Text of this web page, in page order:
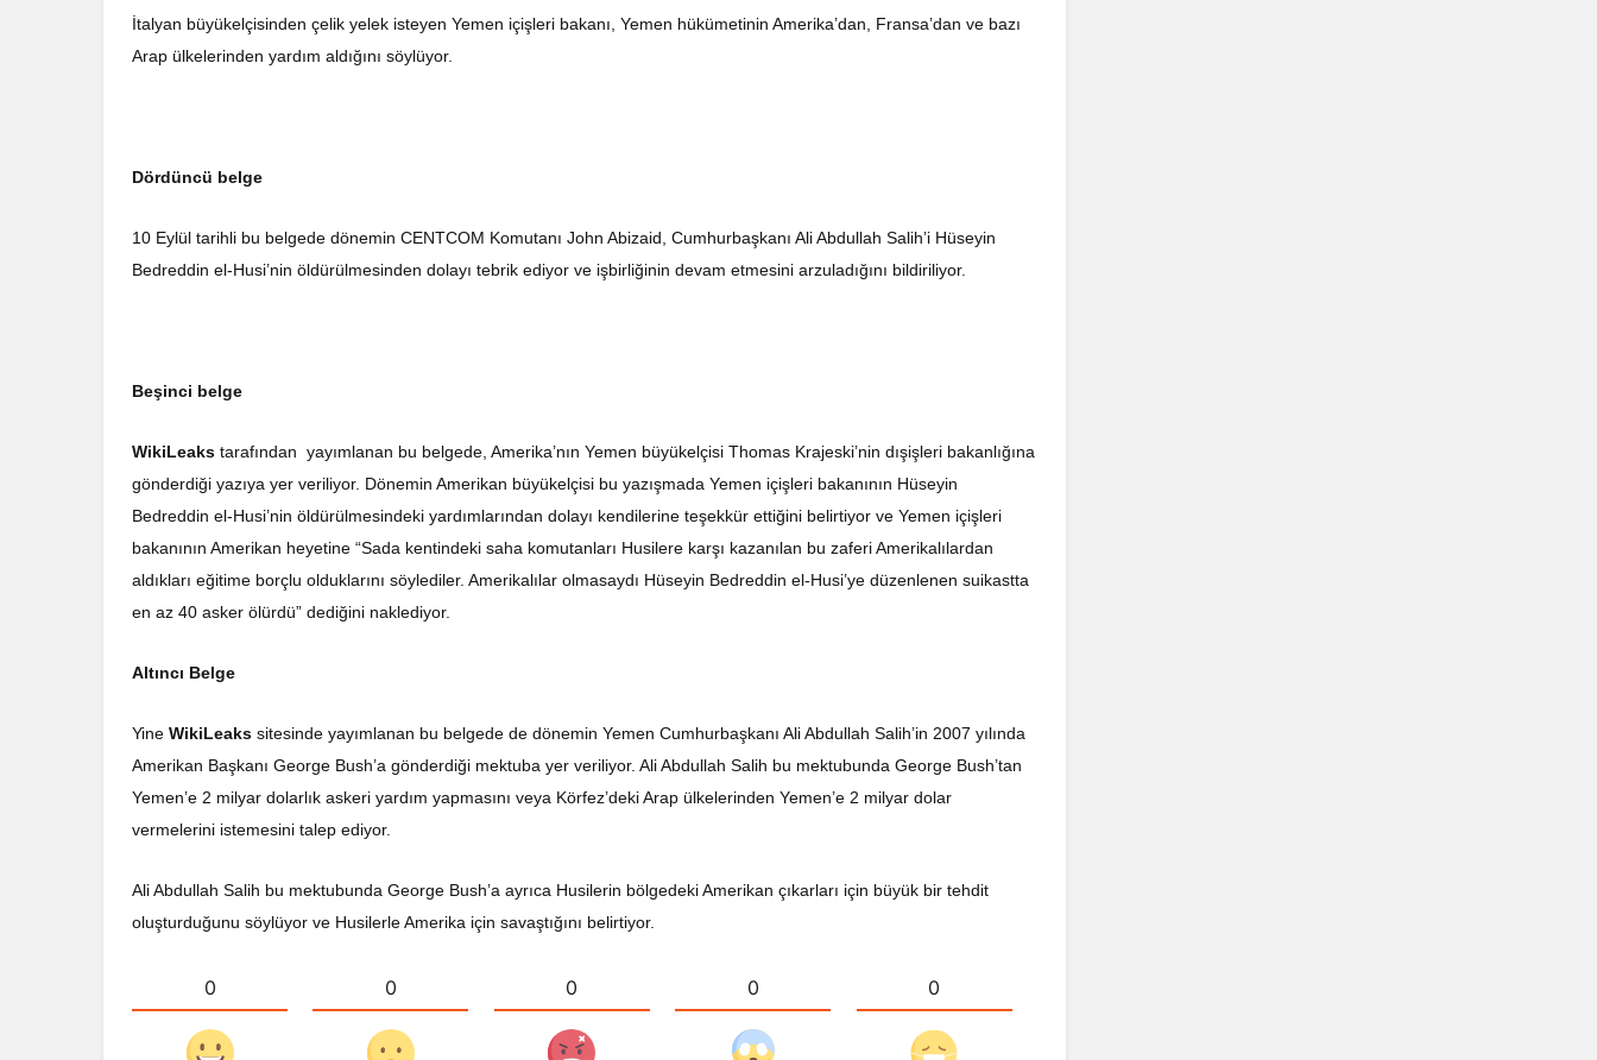
İtalyan büyükelçisinden çelik yelek isteyen Yemen içişleri bakanı, Yemen hükümetinin Amerika’dan, Fransa’dan ve bazı
Arap ülkelerinden yardım aldığını söylüyor.
Dördüncü belge
10 Eylül tarihli bu belgede dönemin CENTCOM Komutanı John Abizaid, Cumhurbaşkanı Ali Abdullah Salih’i Hüseyin
Bedreddin el-Husi’nin öldürülmesinden dolayı tebrik ediyor ve işbirliğinin devam etmesini arzuladığını bildiriliyor.
Beşinci belge
WikiLeaks tarafından yayımlanan bu belgede, Amerika’nın Yemen büyükelçisi Thomas Krajeski’nin dışişleri bakanlığına
gönderdiği yazıya yer veriliyor. Dönemin Amerikan büyükelçisi bu yazışmada Yemen içişleri bakanının Hüseyin
Bedreddin el-Husi’nin öldürülmesindeki yardımlarından dolayı kendilerine teşekkür ettiğini belirtiyor ve Yemen içişleri
bakanının Amerikan heyetine “Sada kentindeki saha komutanları Husilere karşı kazanılan bu zaferi Amerikalılardan
aldıkları eğitime borçlu olduklarını söylediler. Amerikalılar olmasaydı Hüseyin Bedreddin el-Husi’ye düzenlenen suikastta
en az 40 asker ölürdü” dediğini naklediyor.
Altıncı Belge
YineWikiLeaks sitesinde yayımlanan bu belgede de dönemin Yemen Cumhurbaşkanı Ali Abdullah Salih’in 2007 yılında
Amerikan Başkanı George Bush’a gönderdiği mektuba yer veriliyor. Ali Abdullah Salih bu mektubunda George Bush’tan
Yemen’e 2 milyar dolarlık askeri yardım yapmasını veya Körfez’deki Arap ülkelerinden Yemen’e 2 milyar dolar
vermelerini istemesini talep ediyor.
Ali Abdullah Salih bu mektubunda George Bush’a ayrıca Husilerin bölgedeki Amerikan çıkarları için büyük bir tehdit
oluşturduğunu söylüyor ve Husilerle Amerika için savaştığını belirtiyor.
0 0 0 0 0